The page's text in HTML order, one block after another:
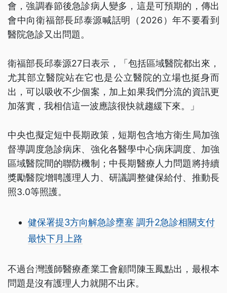
會，強調春節後急診病人變多，這是可預期的，傳出
會中向衛福部長邱泰源喊話明（2026）年不要看到
醫院急診又出問題。
衛福部長邱泰源27日表示，「包括區域醫院都出來，
尤其部立醫院站在它也是公立醫院的立場也挺身而
出，可以吸收不少個案，加上如果我們分流的資訊更
加落實，我相信這一波應該很快就趨緩下來。」
中央也擬定短中長期政策，短期包含地方衛生局加強
督導調度急診病床、強化各醫學中心病床調度、加強
區域醫院間的聯防機制；中長期醫療人力問題將持續
獎勵醫院增聘護理人力、研議調整健保給付、推動長
照3.0等照護。
健保署提3方向解急診壅塞 調升2急診相關支付
最快下月上路
不過台灣護師醫療產業工會顧問陳玉鳳點出，最根本
問題是沒有護理人力就開不出床。